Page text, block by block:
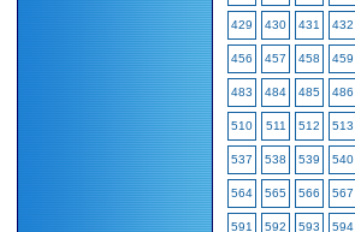
429 430 431 432
456 457 458 459
483 484 485 486
510 511 512 513
537 538 539 540
564 565 566 567
591 592 593 594